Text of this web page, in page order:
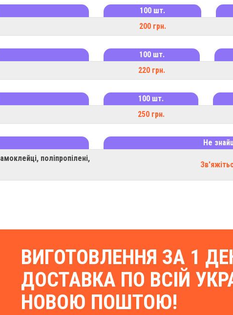
100 шт.
200 грн.
100 шт.
220 грн.
100 шт.
250 грн.
Не
поліпропілені,
ВИГОТОВЛЕННЯ ЗА 1
ДОСТАВКА ПО ВСІЙ
НОВОЮ ПОШТОЮ!